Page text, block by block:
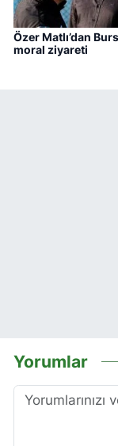
Özer Matlı’dan
moral ziyareti
Yorumlar